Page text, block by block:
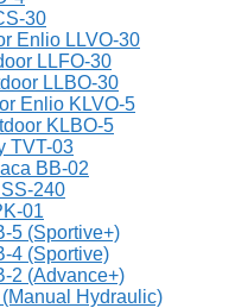
30
Enlio LLVO-30
LLFO-30
LLBO-30
Enlio KLVO-5
KLBO-5
TVT-03
BB-02
240
01
5 (Sportive+)
4 (Sportive)
2 (Advance+)
Hydraulic)